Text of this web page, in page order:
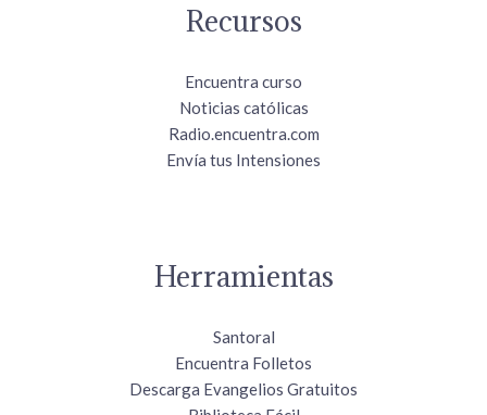
Recursos
Encuentra curso
Noticias católicas
Radio.encuentra.com
Envía tus Intensiones
Herramientas
Santoral
Encuentra Folletos
Descarga Evangelios Gratuitos